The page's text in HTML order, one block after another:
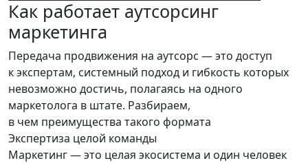
Как работает аутсорсинг
маркетинга
Передача продвижения на аутсорс — это доступ
к экспертам, системный подход и гибкость которых
невозможно достичь, полагаясь на одного
маркетолога в штате. Разбираем,
в чем преимущества такого формата
Экспертиза целой команды
Маркетинг — это целая экосистема и один человек